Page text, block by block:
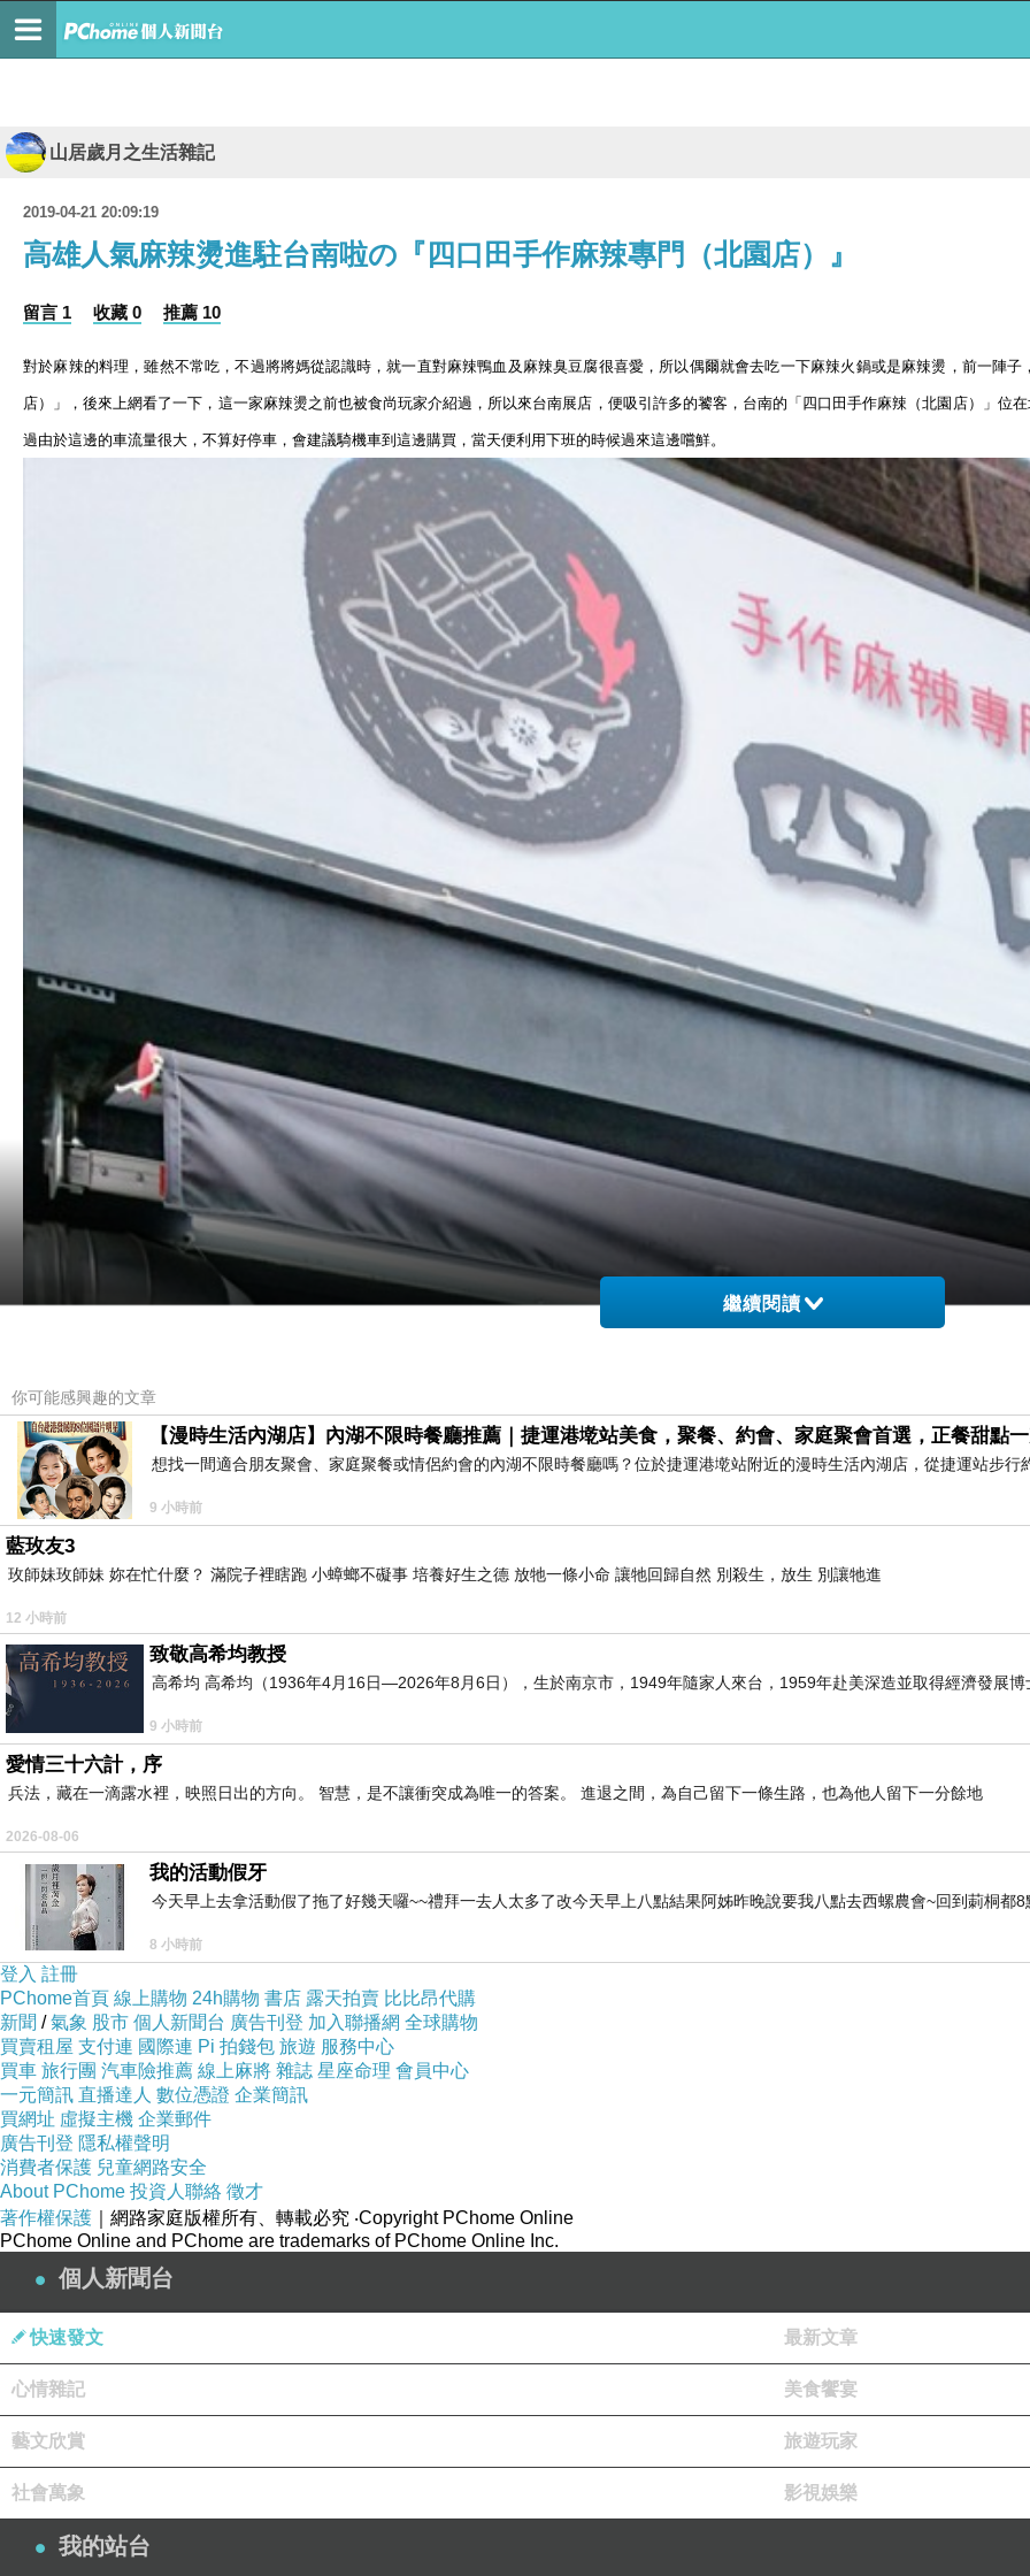
山居歲月之生活雜記
2019-04-21 20:09:19
高雄人氣麻辣燙進駐台南啦の『四口田手作麻辣專門（北園店）』
留言 1 收藏 0 推薦 10
對於麻辣的料理，雖然不常吃，不過將將媽從認識時，就一直對麻辣鴨血及麻辣臭豆腐很喜愛，所以偶爾就會去吃一下麻辣火鍋或是麻辣燙，前一陣
店）」，後來上網看了一下，這一家麻辣燙之前也被食尚玩家介紹過，所以來台南展店，便吸引許多的饕客，台南的「四口田手作麻辣（北園店）」位
過由於這邊的車流量很大，不算好停車，會建議騎機車到這邊購買，當天便利用下班的時候過來這邊嚐鮮。
繼續閱讀
你可能感興趣的文章
【漫時生活內湖店】內湖不限時餐廳推薦｜捷運港墘站美食，聚餐、約會、家庭聚會首選，正餐甜點
想找一間適合朋友聚會、家庭聚餐或情侶約會的內湖不限時餐廳嗎？位於捷運港墘站附近的漫時生活內湖店，從捷運站步行
9 小時前
藍玫友3
玫師妹玫師妹 妳在忙什麼？ 滿院子裡瞎跑 小蟑螂不礙事 培養好生之德 放牠一條小命 讓牠回歸自然 別殺生，放生 別讓牠進
12 小時前
致敬高希均教授
高希均 高希均（1936年4月16日—2026年8月6日），生於南京市，1949年隨家人來台，1959年赴美深造並取得經濟發展博
9 小時前
愛情三十六計，序
兵法，藏在一滴露水裡，映照日出的方向。 智慧，是不讓衝突成為唯一的答案。 進退之間，為自己留下一條生路，也為他人留下一分餘地
2026-08-06
我的活動假牙
今天早上去拿活動假了拖了好幾天囉~~禮拜一去人太多了改今天早上八點結果阿姊昨晚說要我八點去西螺農會~回到莿桐都8
8 小時前
登入 註冊
PChome首頁 線上購物 24h購物 書店 露天拍賣 比比昂代購
新聞 /氣象 股市 個人新聞台 廣告刊登 加入聯播網 全球購物
買賣租屋 支付連 國際連 Pi 拍錢包 旅遊 服務中心
買車 旅行團 汽車險推薦 線上麻將 雜誌 星座命理 會員中心
一元簡訊 直播達人 數位憑證 企業簡訊
買網址 虛擬主機 企業郵件
廣告刊登 隱私權聲明
消費者保護 兒童網路安全
About PChome 投資人聯絡 徵才
著作權保護 ｜網路家庭版權所有、轉載必究 ‧Copyright PChome Online
PChome Online and PChome are trademarks of PChome Online Inc.
個人新聞台
快速發文 最新文章
心情雜記 美食饗宴
藝文欣賞 旅遊玩家
社會萬象 影視娛樂
我的站台